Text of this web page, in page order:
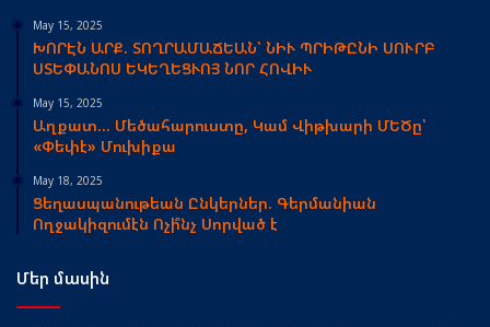
May 15, 2025
ԽՈՐԷՆ ԱՐՔ. ՏՈՂՐԱՄԱՃԵԱՆ՝ ՆԻՒ ՊՐԻԹԸՆԻ ՍՈՒՐԲ
ՍՏԵՓԱՆՈՍ ԵԿԵՂԵՑՒՈՅ ՆՈՐ ՀՈՎԻՒ
May 15, 2025
Աղքատ… Մեծահարուստը, Կամ Վիթխարի ՄԵԾը՝
«Փեփէ» Մուխիքա
May 18, 2025
Ցեղասպանութեան Ընկերներ. Գերմանիան
Ողջակիզումէն Ոչի՞նչ Սորված է
Մեր մասին